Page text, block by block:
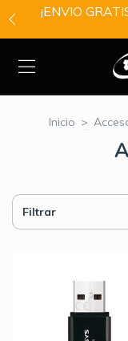
¡ENVIO
Inicio >
Filtrar